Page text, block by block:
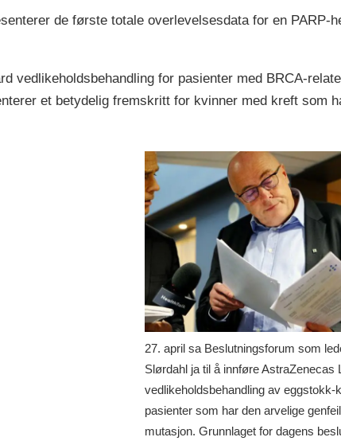
de første totale overlevelsesdata for en PARP-
vedlikeholdsbehandling for pasienter med BRCA-
et betydelig fremskritt for kvinner med kreft som
27. april sa Beslutningsforum som
Slørdahl ja til å innføre AstraZenecas
vedlikeholdsbehandling av eggstokk-
pasienter som har den arvelige
mutasjon. Grunnlaget for dagens